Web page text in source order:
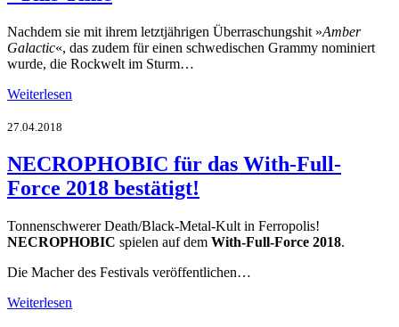
Nachdem sie mit ihrem letztjährigen Überraschungshit »Amber
Galactic«, das zudem für einen schwedischen Grammy nominiert
wurde, die Rockwelt im Sturm…
Weiterlesen
27.04.2018
NECROPHOBIC für das With-Full-
Force 2018 bestätigt!
Tonnenschwerer Death/Black-Metal-Kult in Ferropolis!
NECROPHOBIC spielen auf dem With-Full-Force 2018.
Die Macher des Festivals veröffentlichen…
Weiterlesen